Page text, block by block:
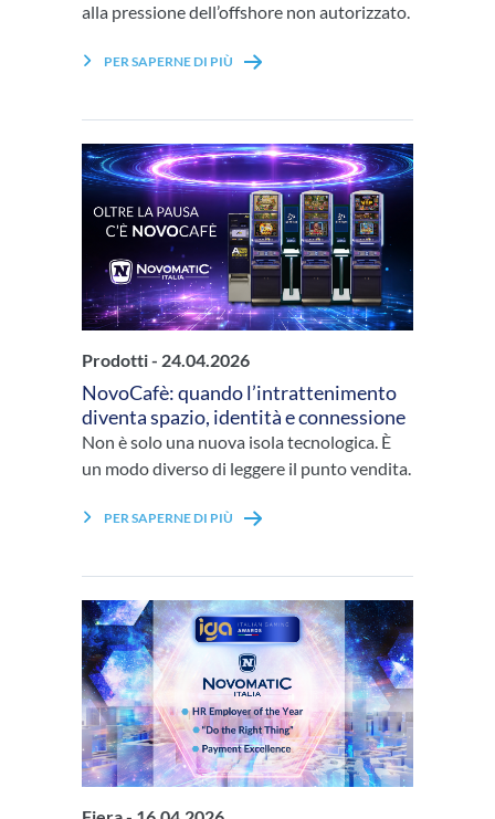
alla pressione dell’offshore non autorizzato.
PER SAPERNE DI PIÙ
Prodotti - 24.04.2026
NovoCafè: quando l’intrattenimento
diventa spazio, identità e connessione
Non è solo una nuova isola tecnologica. È
un modo diverso di leggere il punto vendita.
PER SAPERNE DI PIÙ